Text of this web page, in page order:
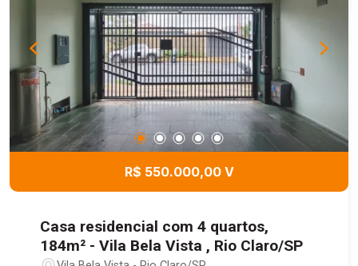
R$ 550.000,00 V
Casa residencial com 4 quartos,
184m² - Vila Bela Vista , Rio Claro/SP